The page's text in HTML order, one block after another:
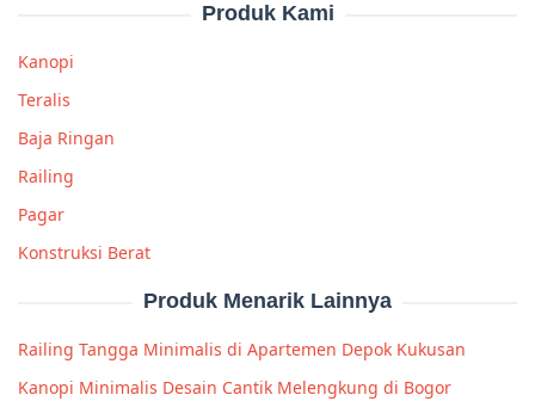
Produk Kami
Kanopi
Teralis
Baja Ringan
Railing
Pagar
Konstruksi Berat
Produk Menarik Lainnya
Railing Tangga Minimalis di Apartemen Depok Kukusan
Kanopi Minimalis Desain Cantik Melengkung di Bogor